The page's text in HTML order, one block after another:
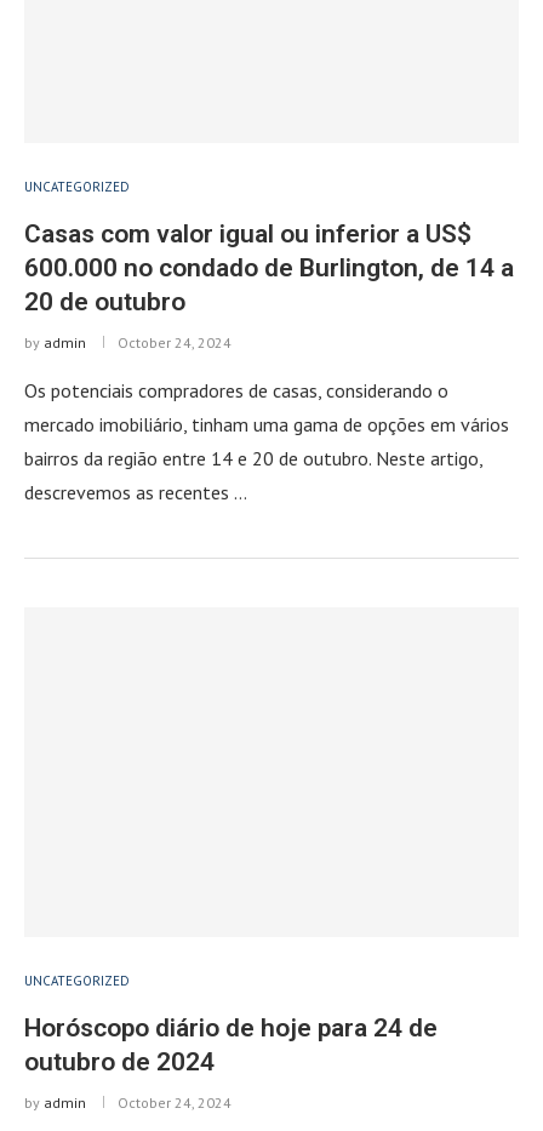
UNCATEGORIZED
Casas com valor igual ou inferior a US$
600.000 no condado de Burlington, de 14 a
20 de outubro
by admin October 24, 2024
Os potenciais compradores de casas, considerando o
mercado imobiliário, tinham uma gama de opções em vários
bairros da região entre 14 e 20 de outubro. Neste artigo,
descrevemos as recentes …
UNCATEGORIZED
Horóscopo diário de hoje para 24 de
outubro de 2024
by admin October 24, 2024